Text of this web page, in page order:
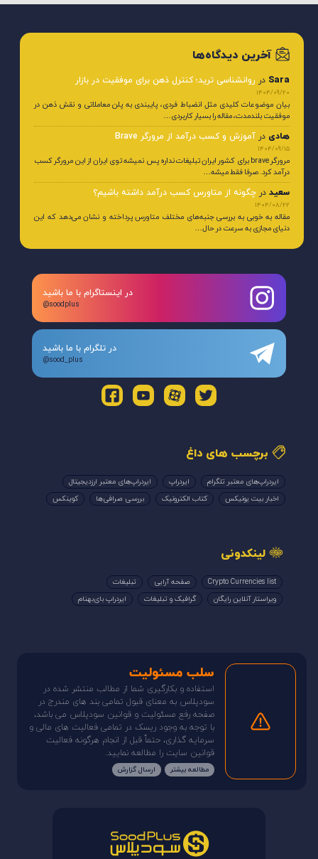
آخرین دیدگاه‌ها
Sara در روانشناسی ترید؛ کنترل ذهن برای موفقیت در بازار
1404/09/20
بیان موضوعات کلیدی مثل انضباط فردی، پایبندی به پلن معاملاتی و نقش ذهن در
موفقیت بلندمدت، مقاله را بسیار کاربردی…
هادی در آموزش و کسب درآمد از مرورگر Brave
1404/09/15
مرورگر brave برای کشور ایران تبلیغات نداره پس نمیشه توی ایران از این مرورگر کسب
درآمد کرد. صرفا فقط میشه…
سعید در چگونه از متاورس کسب درآمد داشته باشیم؟
1404/08/22
مقاله به خوبی به بررسی جنبه‌های مختلف متاورس پرداخته و نشان می‌دهد که این
دنیای مجازی به سرعت در حال…
در اینستاگرام با ما باشید
@soodplus
در تلگرام با ما باشید
@sood_plus
برچسب های داغ
ایردراپ‌های معتبر تلگرام ایردراپ
ایردراپ‌های معتبر ارزدیجیتال
اخبار بیت یونیکس
کتاب الکترونیک بررسی صرافی‌ها کوینکس
لینکدونی
Crypto Currencies list صفحه آرایی
تبلیغات
ویراستار آنلاین رایگان
گرافیک و تبلیغات ایردراپ بای‌بهنام
سلب مسئولیت
استفاده و بکارگیری شما از مطالب منتشر شده در
سودپلاس به معنای قبول تمامی بند های مندرج در
صفحه رفع مسئولیت و قوانین سودپلاس می باشد،
با توجه به وجود ریسک در تمامی فعالیت های مالی و
سرمایه گذاری، حتماً قبل از انجام هرگونه فعالیت
قوانین سایت را مطالعه نمایید.
مطالعه بیشتر ارسال گزارش